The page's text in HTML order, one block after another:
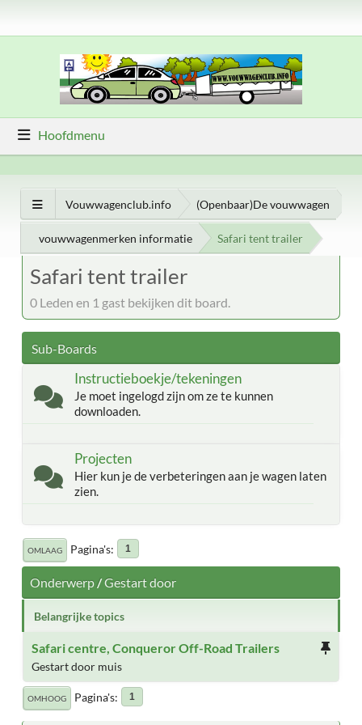
Hoofdmenu
Vouwwagenclub.info (Openbaar)De vouwwagen
vouwwagenmerken informatie Safari tent trailer
Safari tent trailer
0 Leden en 1 gast bekijken dit board.
Sub-Boards
Instructieboekje/tekeningen
Je moet ingelogd zijn om ze te kunnen
downloaden.
Projecten
Hier kun je de verbeteringen aan je wagen laten
zien.
OMLAAG Pagina's 1
Onderwerp/Gestart door
Belangrijke topics
Safari centre, Conqueror Off-Road Trailers
Gestart door muis
OMHOOG Pagina's 1